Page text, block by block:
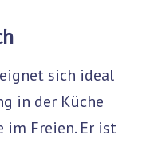
sich ideal
in der Küche
im Freien. Er ist